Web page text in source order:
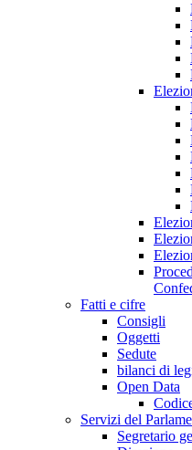
Fatti e cifre
Consigli
Oggetti
Sedute
bilanci di
Open Data
Servizi del
Segretario